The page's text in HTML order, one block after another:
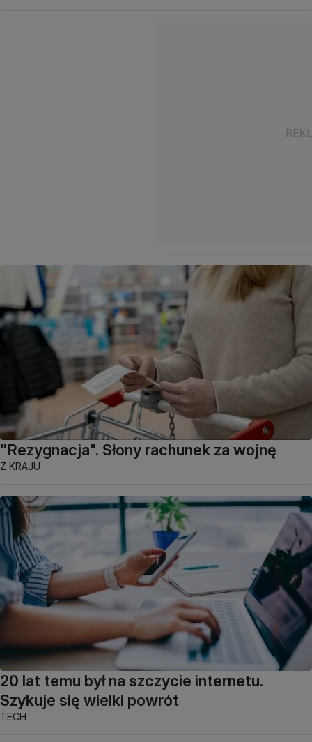
"Rezygnacja". Słony rachunek za wojnę
Z KRAJU
20 lat temu był na szczycie internetu.
Szykuje się wielki powrót
TECH